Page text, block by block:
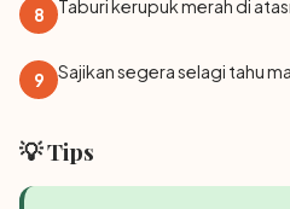
8 Taburi kerupuk merah di
9 Sajikan segera selagi tahu
💡 Tips